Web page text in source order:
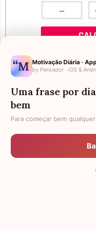
Motivação Diária ·
by Pensador · iOS &
Uma frase por
bem
Para começar bem